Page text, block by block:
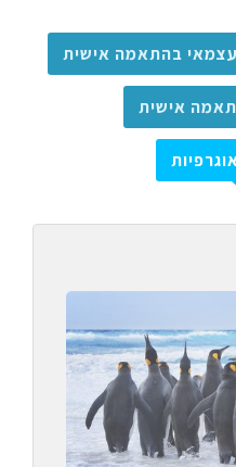
עצמאי בהתאמה אישית
אישית